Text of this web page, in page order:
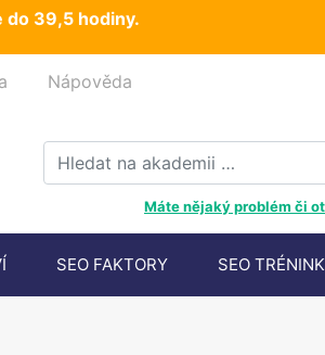
do 39,5 hodiny.
Nápověda
Máte nějaký problém či
SEO FAKTORY SEO TRÉNINK